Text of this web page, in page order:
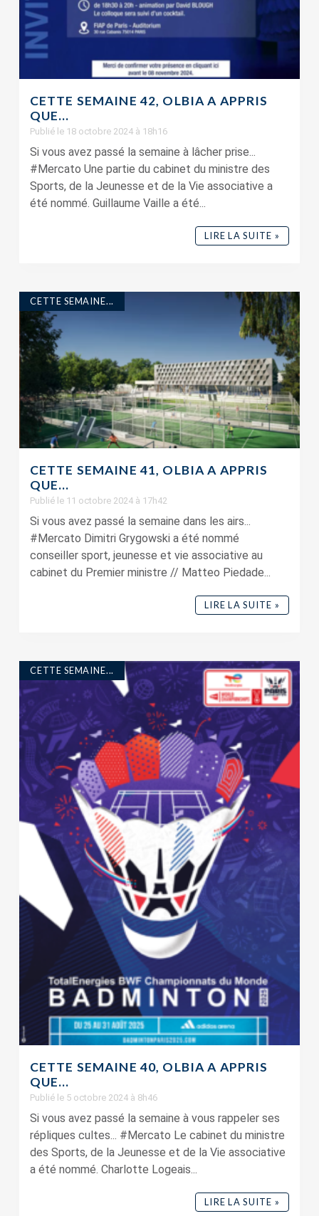
CETTE SEMAINE 42, OLBIA A APPRIS
QUE…
Publié le 18 octobre 2024 à 18h16
Si vous avez passé la semaine à lâcher prise...
#Mercato Une partie du cabinet du ministre des
Sports, de la Jeunesse et de la Vie associative a
été nommé. Guillaume Vaille a été...
LIRE LA SUITE »
CETTE SEMAINE...
CETTE SEMAINE 41, OLBIA A APPRIS
QUE…
Publié le 11 octobre 2024 à 17h42
Si vous avez passé la semaine dans les airs...
#Mercato Dimitri Grygowski a été nommé
conseiller sport, jeunesse et vie associative au
cabinet du Premier ministre // Matteo Piedade...
LIRE LA SUITE »
CETTE SEMAINE...
CETTE SEMAINE 40, OLBIA A APPRIS
QUE…
Publié le 5 octobre 2024 à 8h46
Si vous avez passé la semaine à vous rappeler ses
répliques cultes... #Mercato Le cabinet du ministre
des Sports, de la Jeunesse et de la Vie associative
a été nommé. Charlotte Logeais...
LIRE LA SUITE »